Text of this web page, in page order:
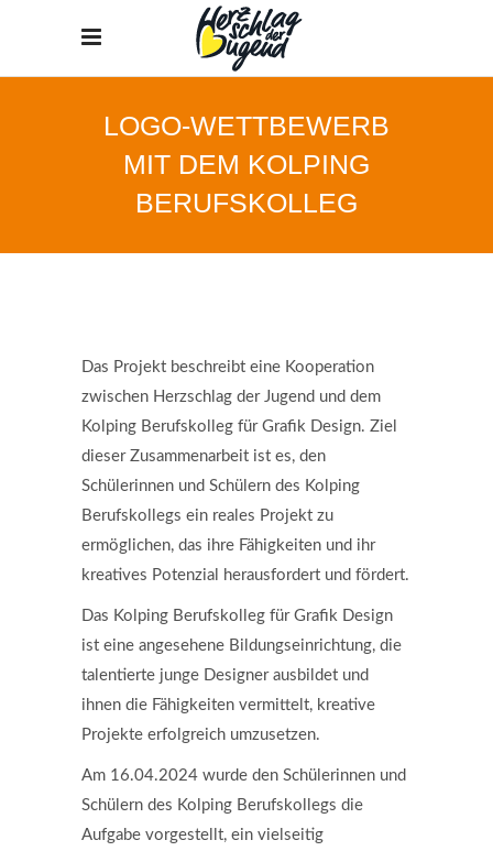
LOGO-WETTBEWERB
MIT DEM KOLPING
BERUFSKOLLEG
Das Projekt beschreibt eine Kooperation
zwischen Herzschlag der Jugend und dem
Kolping Berufskolleg für Grafik Design. Ziel
dieser Zusammenarbeit ist es, den
Schülerinnen und Schülern des Kolping
Berufskollegs ein reales Projekt zu
ermöglichen, das ihre Fähigkeiten und ihr
kreatives Potenzial herausfordert und fördert.
Das Kolping Berufskolleg für Grafik Design
ist eine angesehene Bildungseinrichtung, die
talentierte junge Designer ausbildet und
ihnen die Fähigkeiten vermittelt, kreative
Projekte erfolgreich umzusetzen.
Am 16.04.2024 wurde den Schülerinnen und
Schülern des Kolping Berufskollegs die
Aufgabe vorgestellt, ein vielseitig